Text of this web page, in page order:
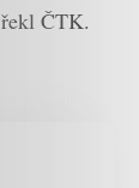
řekl ČTK.